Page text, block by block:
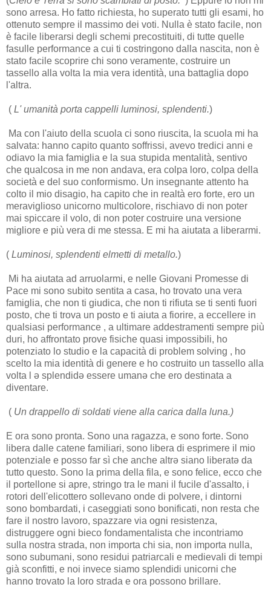
sono arresa. Ho fatto richiesta, ho superato tutti gli esami, ho
ottenuto sempre il massimo dei voti. Nulla è stato facile, non
è facile liberarsi degli schemi precostituiti, di tutte quelle
fasulle performance a cui ti costringono dalla nascita, non è
stato facile scoprire chi sono veramente, costruire un
tassello alla volta la mia vera identità, una battaglia dopo
l'altra.
( L' umanità porta cappelli luminosi, splendenti.)
Ma con l'aiuto della scuola ci sono riuscita, la scuola mi ha
salvata: hanno capito quanto soffrissi, avevo tredici anni e
odiavo la mia famiglia e la sua stupida mentalità, sentivo
che qualcosa in me non andava, era colpa loro, colpa della
società e del suo conformismo. Un insegnante attento ha
colto il mio disagio, ha capito che in realtà ero forte, ero un
meraviglioso unicorno multicolore, rischiavo di non poter
mai spiccare il volo, di non poter costruire una versione
migliore e più vera di me stessa. E mi ha aiutata a liberarmi.
( Luminosi, splendenti elmetti di metallo.)
Mi ha aiutata ad arruolarmi, e nelle Giovani Promesse di
Pace mi sono subito sentita a casa, ho trovato una vera
famiglia, che non ti giudica, che non ti rifiuta se ti senti fuori
posto, che ti trova un posto e ti aiuta a fiorire, a eccellere in
qualsiasi performance , a ultimare addestramenti sempre più
duri, ho affrontato prove fisiche quasi impossibili, ho
potenziato lo studio e la capacità di problem solving , ho
scelto la mia identità di genere e ho costruito un tassello alla
volta l ə splendidə essere umanə che ero destinata a
diventare.
( Un drappello di soldati viene alla carica dalla luna.)
E ora sono pronta. Sono una ragazza, e sono forte. Sono
libera dalle catene familiari, sono libera di esprimere il mio
potenziale e posso far sì che anche altrə siano liberatə da
tutto questo. Sono la prima della fila, e sono felice, ecco che
il portellone si apre, stringo tra le mani il fucile d'assalto, i
rotori dell'elicottero sollevano onde di polvere, i dintorni
sono bombardati, i caseggiati sono bonificati, non resta che
fare il nostro lavoro, spazzare via ogni resistenza,
distruggere ogni bieco fondamentalista che incontriamo
sulla nostra strada, non importa chi sia, non importa nulla,
sono subumani, sono residui patriarcali e medievali di tempi
già sconfitti, e noi invece siamo splendidi unicorni che
hanno trovato la loro strada e ora possono brillare.